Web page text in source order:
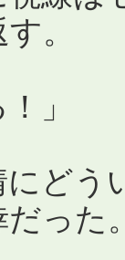
。
」
どう
だった